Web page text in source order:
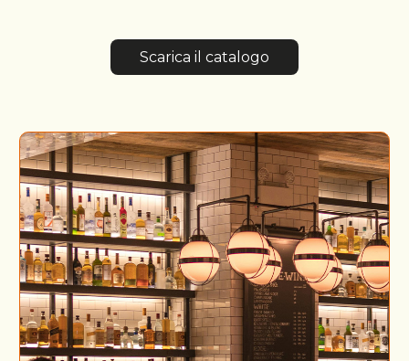
Scarica il catalogo